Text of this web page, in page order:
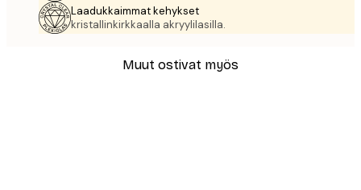
Laadukkaimmat kehykset
kristallinkirkkaalla akryylilasilla.
Muut ostivat myös